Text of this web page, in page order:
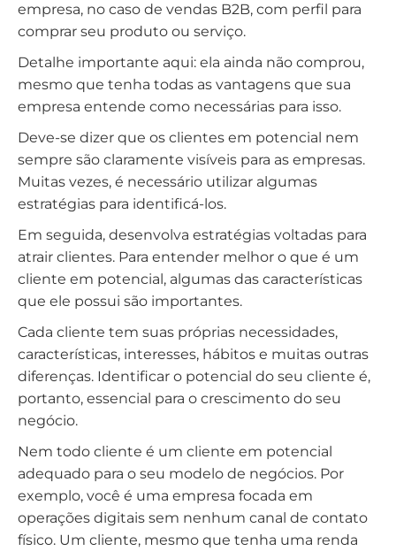
empresa, no caso de vendas B2B, com perfil para
comprar seu produto ou serviço.
Detalhe importante aqui: ela ainda não comprou,
mesmo que tenha todas as vantagens que sua
empresa entende como necessárias para isso.
Deve-se dizer que os clientes em potencial nem
sempre são claramente visíveis para as empresas.
Muitas vezes, é necessário utilizar algumas
estratégias para identificá-los.
Em seguida, desenvolva estratégias voltadas para
atrair clientes. Para entender melhor o que é um
cliente em potencial, algumas das características
que ele possui são importantes.
Cada cliente tem suas próprias necessidades,
características, interesses, hábitos e muitas outras
diferenças. Identificar o potencial do seu cliente é,
portanto, essencial para o crescimento do seu
negócio.
Nem todo cliente é um cliente em potencial
adequado para o seu modelo de negócios. Por
exemplo, você é uma empresa focada em
operações digitais sem nenhum canal de contato
físico. Um cliente, mesmo que tenha uma renda